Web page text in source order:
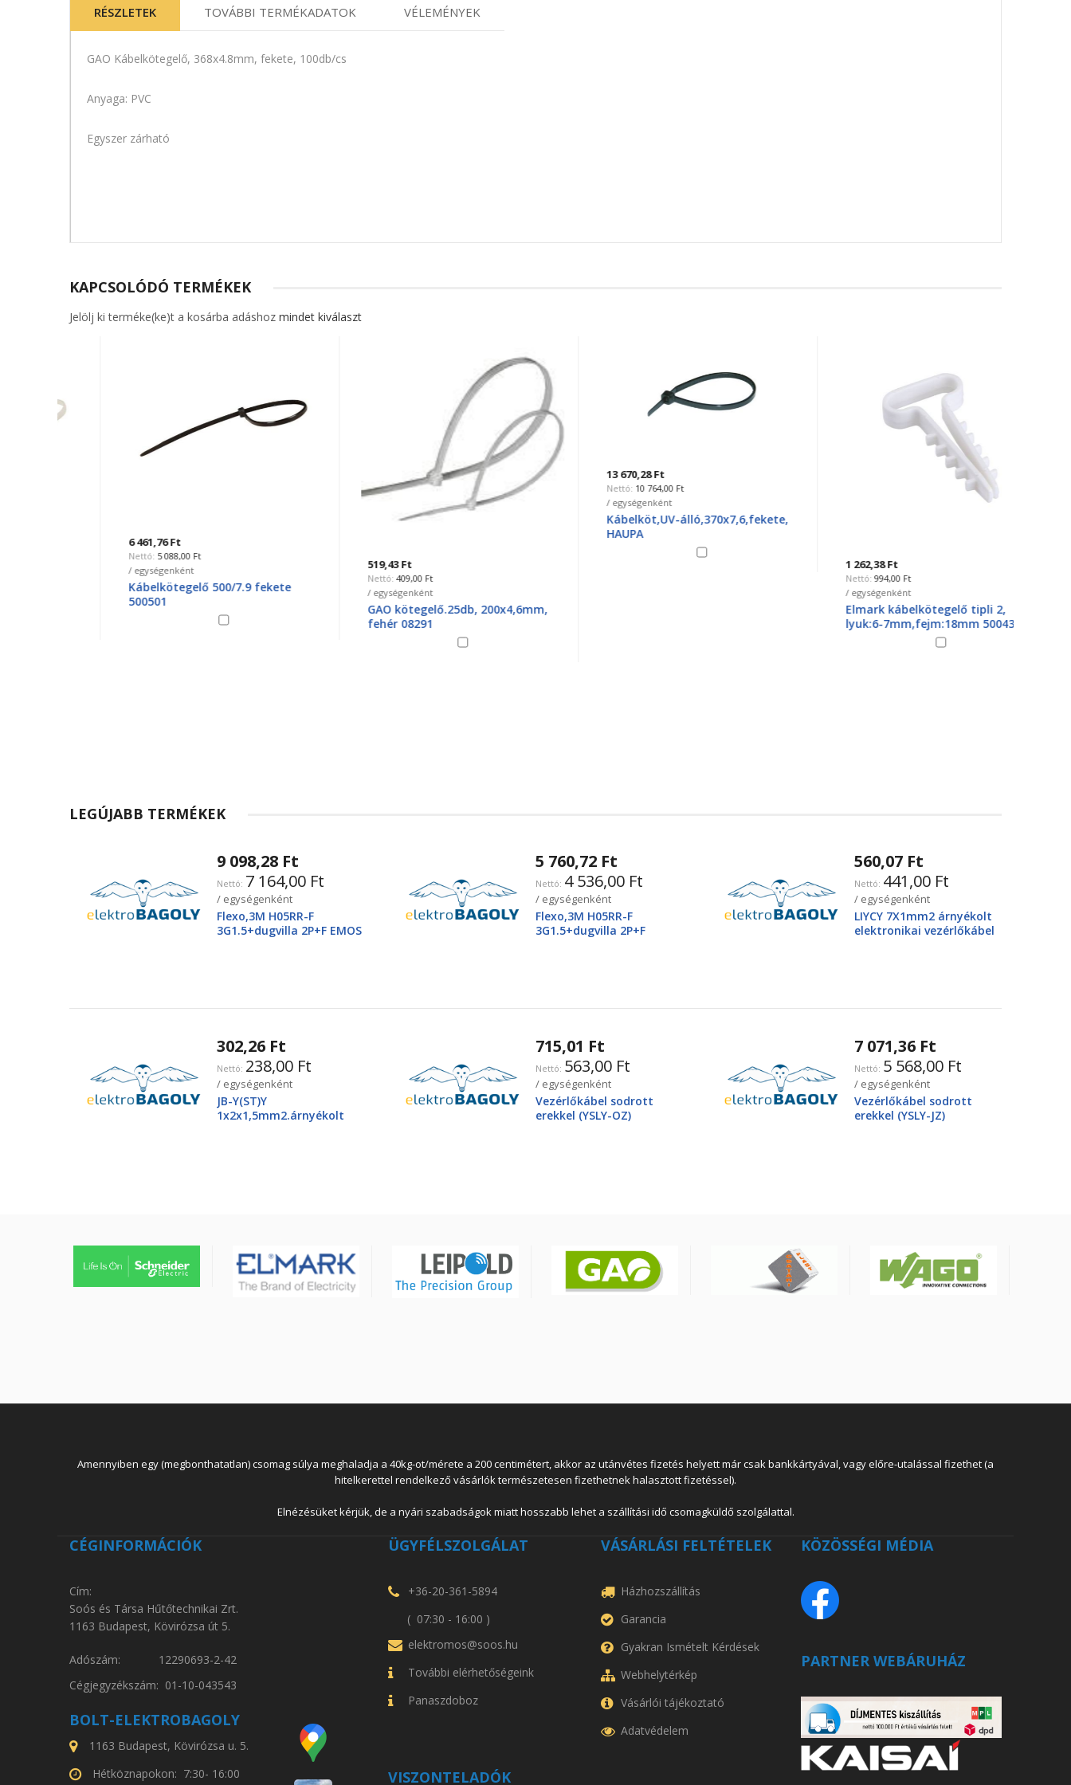
RÉSZLETEK TOVÁBBI TERMÉKADATOK VÉLEMÉNYEK
GAO Kábelkötegelő, 368x4.8mm, fekete, 100db/cs
Anyaga: PVC
Egyszer zárható
KAPCSOLÓDÓ TERMÉKEK
Jelölj ki terméke(ke)t a kosárba adáshoz mindet kiválaszt
6 461,76 Ft
5 088,00 Ft
/ egységenként
Kábelkötegelő 500/7.9 fekete
409,00 Ft
/ egységenként
GAO kötegelő.25db, 200x4,6mm,
fehér 08291
13 670,28 Ft
10 764,00 Ft
/ egységenként
Kábelköt,UV-álló,370x7,6,fekete,
1 262,38 Ft
994,00 Ft
/ egységenként
Elmark kábelkötegelő tipli 2,
lyuk:6-7mm,fejm:18mm 500434
LEGÚJABB TERMÉKEK
9 098,28 Ft
7 164,00 Ft
/ egységenként
Flexo,3M H05RR-F
3G1.5+dugvilla 2P+F EMOS
5 760,72 Ft
4 536,00 Ft
/ egységenként
Flexo,3M H05RR-F
3G1.5+dugvilla 2P+F
560,07 Ft
441,00 Ft
/ egységenként
LIYCY 7X1mm2 árnyékolt
elektronikai vezérlőkábel
302,26 Ft
238,00 Ft
/ egységenként
JB-Y(ST)Y
1x2x1,5mm2.árnyékolt
715,01 Ft
563,00 Ft
/ egységenként
Vezérlőkábel sodrott
erekkel (YSLY-OZ)
7 071,36 Ft
5 568,00 Ft
/ egységenként
Vezérlőkábel sodrott
erekkel (YSLY-JZ)
Amennyiben egy (megbonthatatlan) csomag súlya meghaladja a 40kg-ot/mérete a 200 centimétert, akkor az utánvétes fizetés helyett már csak bankkártyával, vagy előre-utalással fizethet (a
hitelkerettel rendelkező vásárlók természetesen fizethetnek halasztott fizetéssel).
Elnézésüket kérjük, de a nyári szabadságok miatt hosszabb lehet a szállítási idő csomagküldő szolgálattal.
CÉGINFORMÁCIÓK
Cím:
Soós és Társa Hűtőtechnikai Zrt.
1163 Budapest, Kövirózsa út 5.
Adószám: 12290693-2-42
Cégjegyzékszám: 01-10-043543
BOLT-ELEKTROBAGOLY
1163 Budapest, Kövirózsa u. 5.
Hétköznapokon: 7:30- 16:00
ÜGYFÉLSZOLGÁLAT
+36-20-361-5894
( 07:30 - 16:00 )
elektromos@soos.hu
További elérhetőségeink
Panaszdoboz
VISZONTELADÓK
VÁSÁRLÁSI FELTÉTELEK
Házhozszállítás
Garancia
Gyakran Ismételt Kérdések
Webhelytérkép
Vásárlói tájékoztató
Adatvédelem
KÖZÖSSÉGI MÉDIA
PARTNER WEBÁRUHÁZ